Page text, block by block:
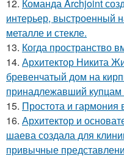
12. Команда Archjoint
интерьер, выстроенный
металле и стекле.
13. Когда пространство
14. Архитектор Никита
бревенчатый дом на
принадлежавший
15. Простота и гармония
16. Архитектор и
шаева создала для
привычные